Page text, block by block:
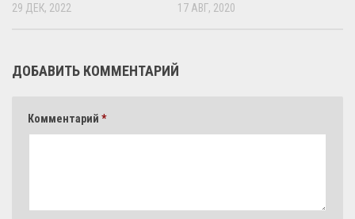
29 ДЕК, 2022 17 АВГ, 2020
ДОБАВИТЬ КОММЕНТАРИЙ
Комментарий *